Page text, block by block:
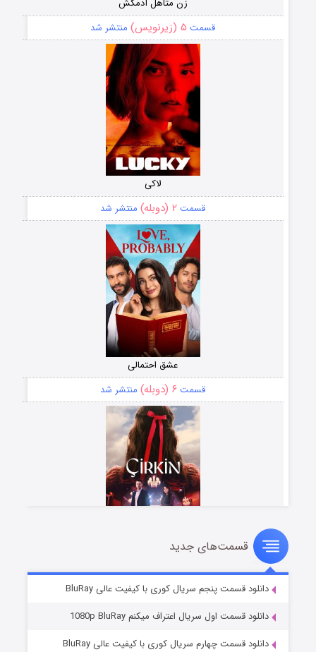
قسمت ۵ (زیرنویس) منتشر شد
لاکی
قسمت ۲ (دوبله) منتشر شد
عشق احتمالی
قسمت ۶ (دوبله) منتشر شد
سریال زشت
قسمت۵ (زیرنویس) منتشر شد
قسمت‌های جدید
دانلود قسمت پنجم سریال کوری با کیفیت عالی BluRay
دانلود قسمت اول سریال اعتراف میکنم 1080p BluRay
دانلود قسمت چهارم سریال کوری با کیفیت عالی BluRay